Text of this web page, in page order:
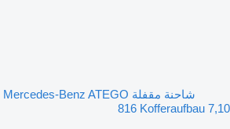
شاحنة مقفلة Mercedes-Benz ATEGO
816 Kofferaufbau